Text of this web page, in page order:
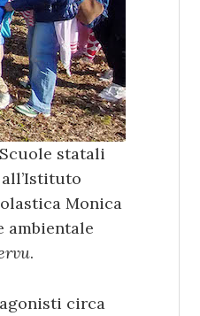
statali
all’Istituto
Monica
ambientale
.
circa